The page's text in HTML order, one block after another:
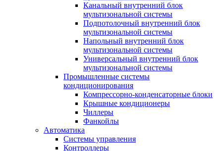
Канальный внутренний блок
мультизональной системы
Подпотолочный внутренний блок
мультизональной системы
Напольный внутренний блок
мультизональной системы
Универсальный внутренний блок
мультизональной системы
Промышленные системы
кондиционирования
Компрессорно-конденсаторные блоки
Крышные кондиционеры
Чиллеры
Фанкойлы
Автоматика
Системы управления
Контроллеры